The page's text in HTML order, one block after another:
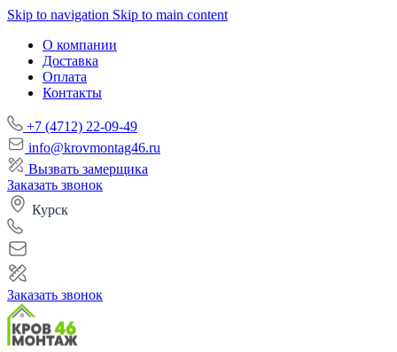
Skip to navigation Skip to main content
О компании
Доставка
Оплата
Контакты
+7 (4712) 22-09-49
info@krovmontag46.ru
Вызвать замерщика
Заказать звонок
Курск
Заказать звонок